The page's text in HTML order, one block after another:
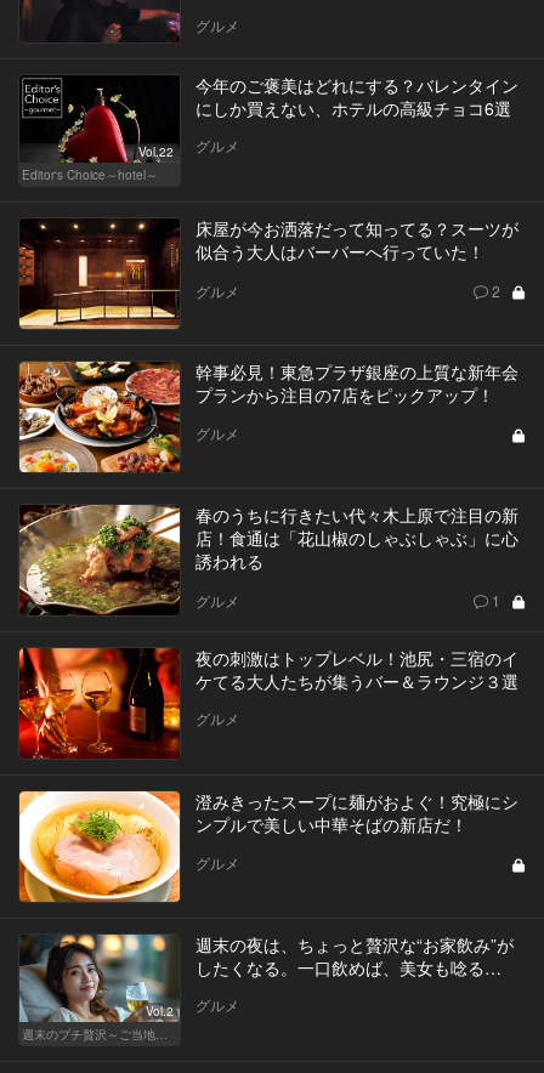
グルメ
Vol.22
Editor's Choice～hotel～
今年のご褒美はどれにする？バレンタイン
にしか買えない、ホテルの高級チョコ6選
グルメ
床屋が今お洒落だって知ってる？スーツが
似合う大人はバーバーへ行っていた！
グルメ 2
幹事必見！東急プラザ銀座の上質な新年会
プランから注目の7店をピックアップ！
グルメ
春のうちに行きたい代々木上原で注目の新
店！食通は「花山椒のしゃぶしゃぶ」に心
誘われる
グルメ 1
夜の刺激はトップレベル！池尻・三宿のイ
ケてる大人たちが集うバー＆ラウンジ３選
グルメ
澄みきったスープに麺がおよぐ！究極にシ
ンプルで美しい中華そばの新店だ！
グルメ
Vol.2
週末のプチ贅沢～ご当地グルメ～
週末の夜は、ちょっと贅沢な“お家飲み”が
したくなる。一口飲めば、美女も唸る…
グルメ